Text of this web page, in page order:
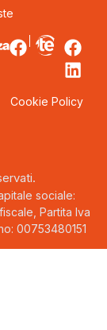
Cookie Policy
sociale:
Partita Iva
00753480151